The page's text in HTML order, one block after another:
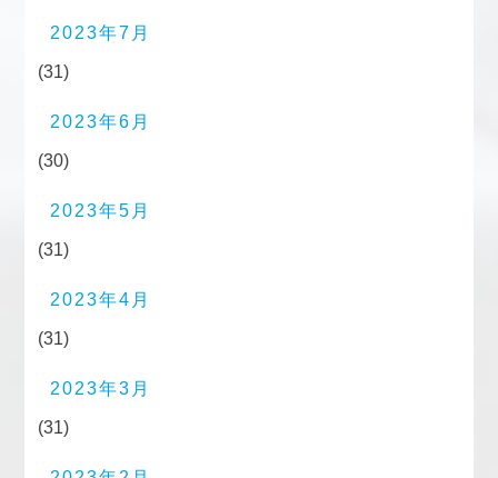
2023年7月
(31)
2023年6月
(30)
2023年5月
(31)
2023年4月
(31)
2023年3月
(31)